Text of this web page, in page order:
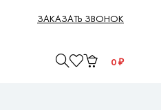
ЗАКАЗАТЬ ЗВОНОК
0 ₽